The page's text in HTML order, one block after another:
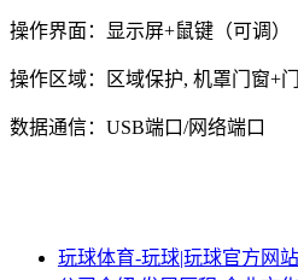
操作界面：显示屏+鼠键（可调）
操作区域：区域保护, 机罩门窗+
数据通信：USB端口/网络端口
玩球体育-玩球|玩球官方网站